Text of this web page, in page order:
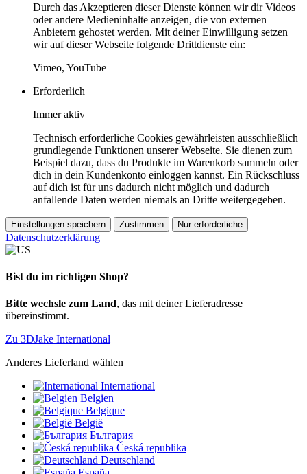
Durch das Akzeptieren dieser Dienste können wir dir Videos
oder andere Medieninhalte anzeigen, die von externen
Anbietern gehostet werden. Mit deiner Einwilligung setzen
wir auf dieser Webseite folgende Drittdienste ein:
Vimeo, YouTube
Erforderlich
Immer aktiv
Technisch erforderliche Cookies gewährleisten ausschließlich
grundlegende Funktionen unserer Webseite. Sie dienen zum
Beispiel dazu, dass du Produkte im Warenkorb sammeln oder
dich in dein Kundenkonto einloggen kannst. Ein Rückschluss
auf dich ist für uns dadurch nicht möglich und dadurch
anfallende Daten werden niemals an Dritte weitergegeben.
Einstellungen speichern Zustimmen Nur erforderliche
Datenschutzerklärung
Bist du im richtigen Shop?
Bitte wechsle zum Land, das mit deiner Lieferadresse
übereinstimmt.
Zu 3DJake International
Anderes Lieferland wählen
International
Belgien
Belgique
België
България
Česká republika
Deutschland